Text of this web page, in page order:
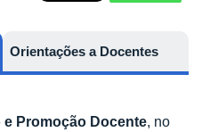
Promoção Docente, no
Orientações a Docentes